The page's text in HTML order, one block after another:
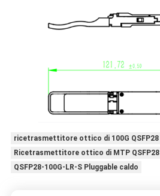
ricetrasmettitore ottico di 100G QSFP28
Ricetrasmettitore ottico di MTP QSFP28
QSFP28-100G-LR-S Pluggable caldo